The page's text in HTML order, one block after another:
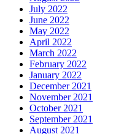
July 2022
June 2022
May 2022
April 2022
March 2022
February 2022
January 2022
December 2021
November 2021
October 2021
September 2021
August 2021